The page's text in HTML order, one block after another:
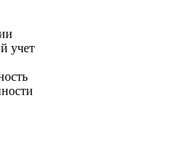
учет